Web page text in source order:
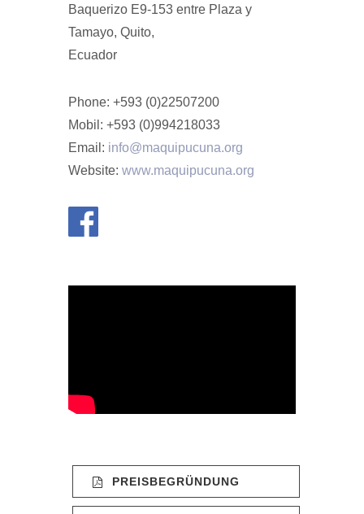
Baquerizo E9-153 entre Plaza y
Tamayo, Quito,
Ecuador
Phone: +593 (0)22507200
Mobil: +593 (0)994218033
Email: info@maquipucuna.org
Website: www.maquipucuna.org
PREISBEGRÜNDUNG